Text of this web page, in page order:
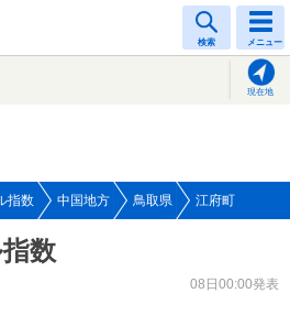
検索 メニュー
現在地
指数 中国地方 鳥取県 江府町
数
08日00:00発表